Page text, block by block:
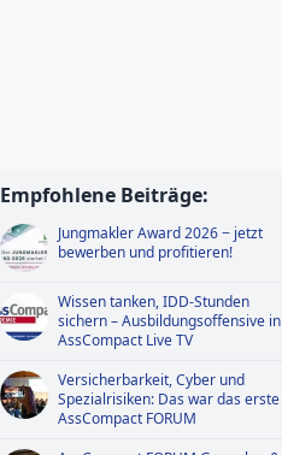
Empfohlene Beiträge:
Jungmakler Award 2026 − jetzt
bewerben und profitieren!
Wissen tanken, IDD-Stunden
sichern – Ausbildungsoffensive in
AssCompact Live TV
Versicherbarkeit, Cyber und
Spezialrisiken: Das war das erste
AssCompact FORUM